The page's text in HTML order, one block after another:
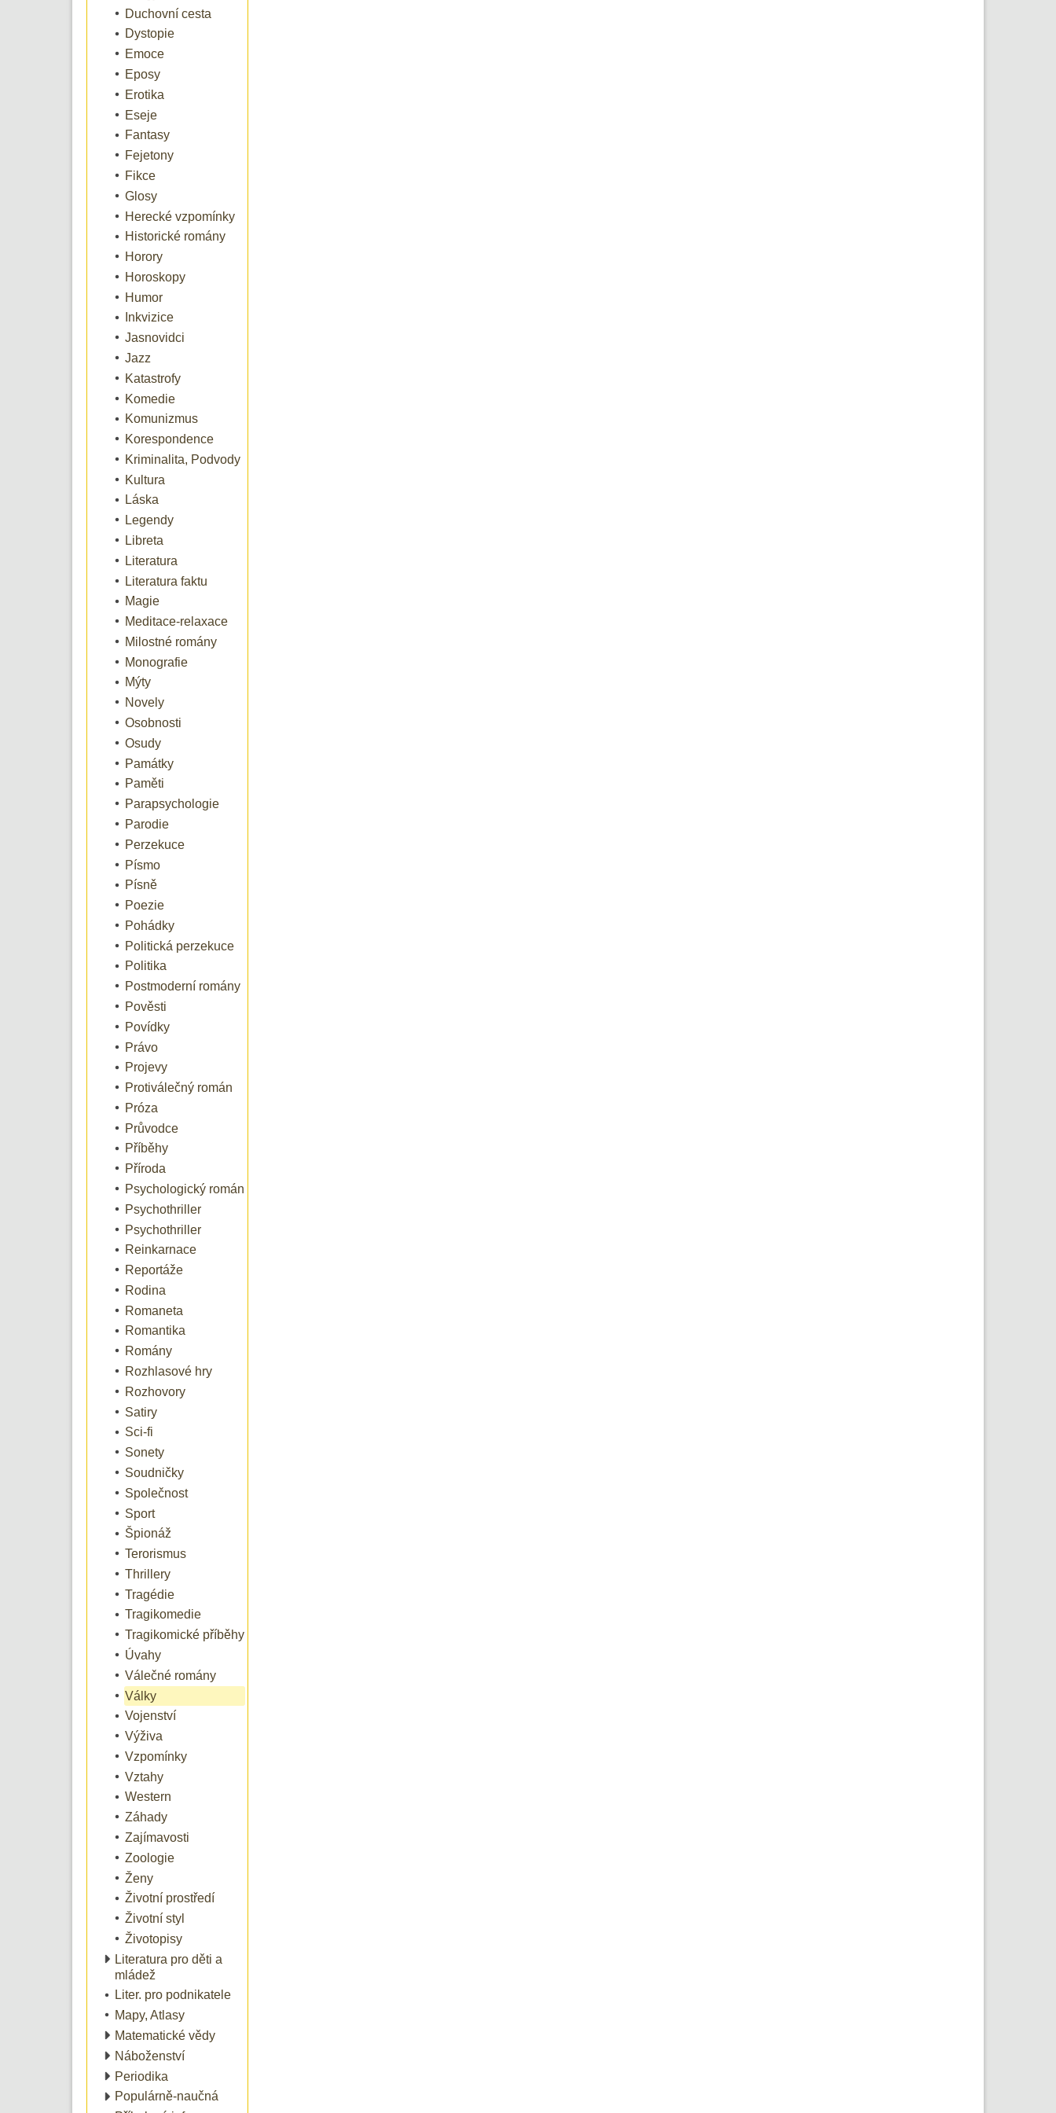
Duchovní cesta
Dystopie
Emoce
Eposy
Erotika
Eseje
Fantasy
Fejetony
Fikce
Glosy
Herecké vzpomínky
Historické romány
Horory
Horoskopy
Humor
Inkvizice
Jasnovidci
Jazz
Katastrofy
Komedie
Komunizmus
Korespondence
Kriminalita, Podvody
Kultura
Láska
Legendy
Libreta
Literatura
Literatura faktu
Magie
Meditace-relaxace
Milostné romány
Monografie
Mýty
Novely
Osobnosti
Osudy
Památky
Paměti
Parapsychologie
Parodie
Perzekuce
Písmo
Písně
Poezie
Pohádky
Politická perzekuce
Politika
Postmoderní romány
Pověsti
Povídky
Právo
Projevy
Protiválečný román
Próza
Průvodce
Příběhy
Příroda
Psychologický román
Psychothriller
Psychothriller
Reinkarnace
Reportáže
Rodina
Romaneta
Romantika
Romány
Rozhlasové hry
Rozhovory
Satiry
Sci-fi
Sonety
Soudničky
Společnost
Sport
Špionáž
Terorismus
Thrillery
Tragédie
Tragikomedie
Tragikomické příběhy
Úvahy
Válečné romány
Války
Vojenství
Výživa
Vzpomínky
Vztahy
Western
Záhady
Zajímavosti
Zoologie
Ženy
Životní prostředí
Životní styl
Životopisy
Literatura pro děti a
mládež
Liter. pro podnikatele
Mapy, Atlasy
Matematické vědy
Náboženství
Periodika
Populárně-naučná